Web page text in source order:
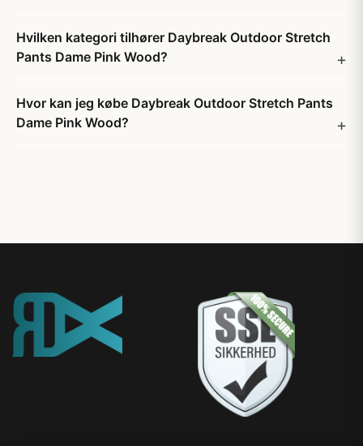
Hvilken kategori tilhører Daybreak Outdoor Stretch
Pants Dame Pink Wood?
Hvor kan jeg købe Daybreak Outdoor Stretch Pants
Dame Pink Wood?